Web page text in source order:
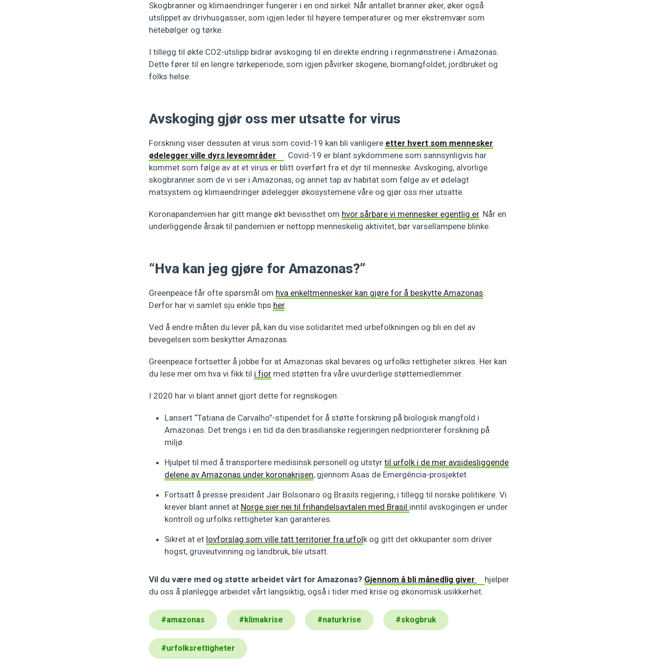
Skogbranner og klimaendringer fungerer i en ond sirkel: Når antallet branner øker, øker også
utslippet av drivhusgasser, som igjen leder til høyere temperaturer og mer ekstremvær som
hetebølger og tørke.
I tillegg til økte CO2-utslipp bidrar avskoging til en direkte endring i regnmønstrene i Amazonas.
Dette fører til en lengre tørkeperiode, som igjen påvirker skogene, biomangfoldet, jordbruket og
folks helse.
Avskoging gjør oss mer utsatte for virus
Forskning viser dessuten at virus som covid-19 kan bli vanligere etter hvert som mennesker
ødelegger ville dyrs leveområder
. Covid-19 er blant sykdommene som sannsynligvis har
kommet som følge av at et virus er blitt overført fra et dyr til menneske. Avskoging, alvorlige
skogbranner som de vi ser i Amazonas, og annet tap av habitat som følge av et ødelagt
matsystem og klimaendringer ødelegger økosystemene våre og gjør oss mer utsatte.
Koronapandemien har gitt mange økt bevissthet om hvor sårbare vi mennesker egentlig er. Når en
underliggende årsak til pandemien er nettopp menneskelig aktivitet, bør varsellampene blinke.
“Hva kan jeg gjøre for Amazonas?”
Greenpeace får ofte spørsmål om hva enkeltmennesker kan gjøre for å beskytte Amazonas.
Derfor har vi samlet sju enkle tips her.
Ved å endre måten du lever på, kan du vise solidaritet med urbefolkningen og bli en del av
bevegelsen som beskytter Amazonas.
Greenpeace fortsetter å jobbe for at Amazonas skal bevares og urfolks rettigheter sikres. Her kan
du lese mer om hva vi fikk til i fjor med støtten fra våre uvurderlige støttemedlemmer.
I 2020 har vi blant annet gjort dette for regnskogen:
Lansert “Tatiana de Carvalho”-stipendet for å støtte forskning på biologisk mangfold i
Amazonas. Det trengs i en tid da den brasilianske regjeringen nedprioriterer forskning på
miljø.
Hjulpet til med å transportere medisinsk personell og utstyr til urfolk i de mer avsidesliggende
delene av Amazonas under koronakrisen, gjennom Asas de Emergência-prosjektet.
Fortsatt å presse president Jair Bolsonaro og Brasils regjering, i tillegg til norske politikere. Vi
krever blant annet at Norge sier nei til frihandelsavtalen med Brasil inntil avskogingen er under
kontroll og urfolks rettigheter kan garanteres.
Sikret at et lovforslag som ville tatt territorier fra urfolk og gitt det okkupanter som driver
hogst, gruveutvinning og landbruk, ble utsatt.
Vil du være med og støtte arbeidet vårt for Amazonas? Gjennom å bli månedlig giver
hjelper
du oss å planlegge arbeidet vårt langsiktig, også i tider med krise og økonomisk usikkerhet.
#amazonas #klimakrise #naturkrise #skogbruk
#urfolksrettigheter